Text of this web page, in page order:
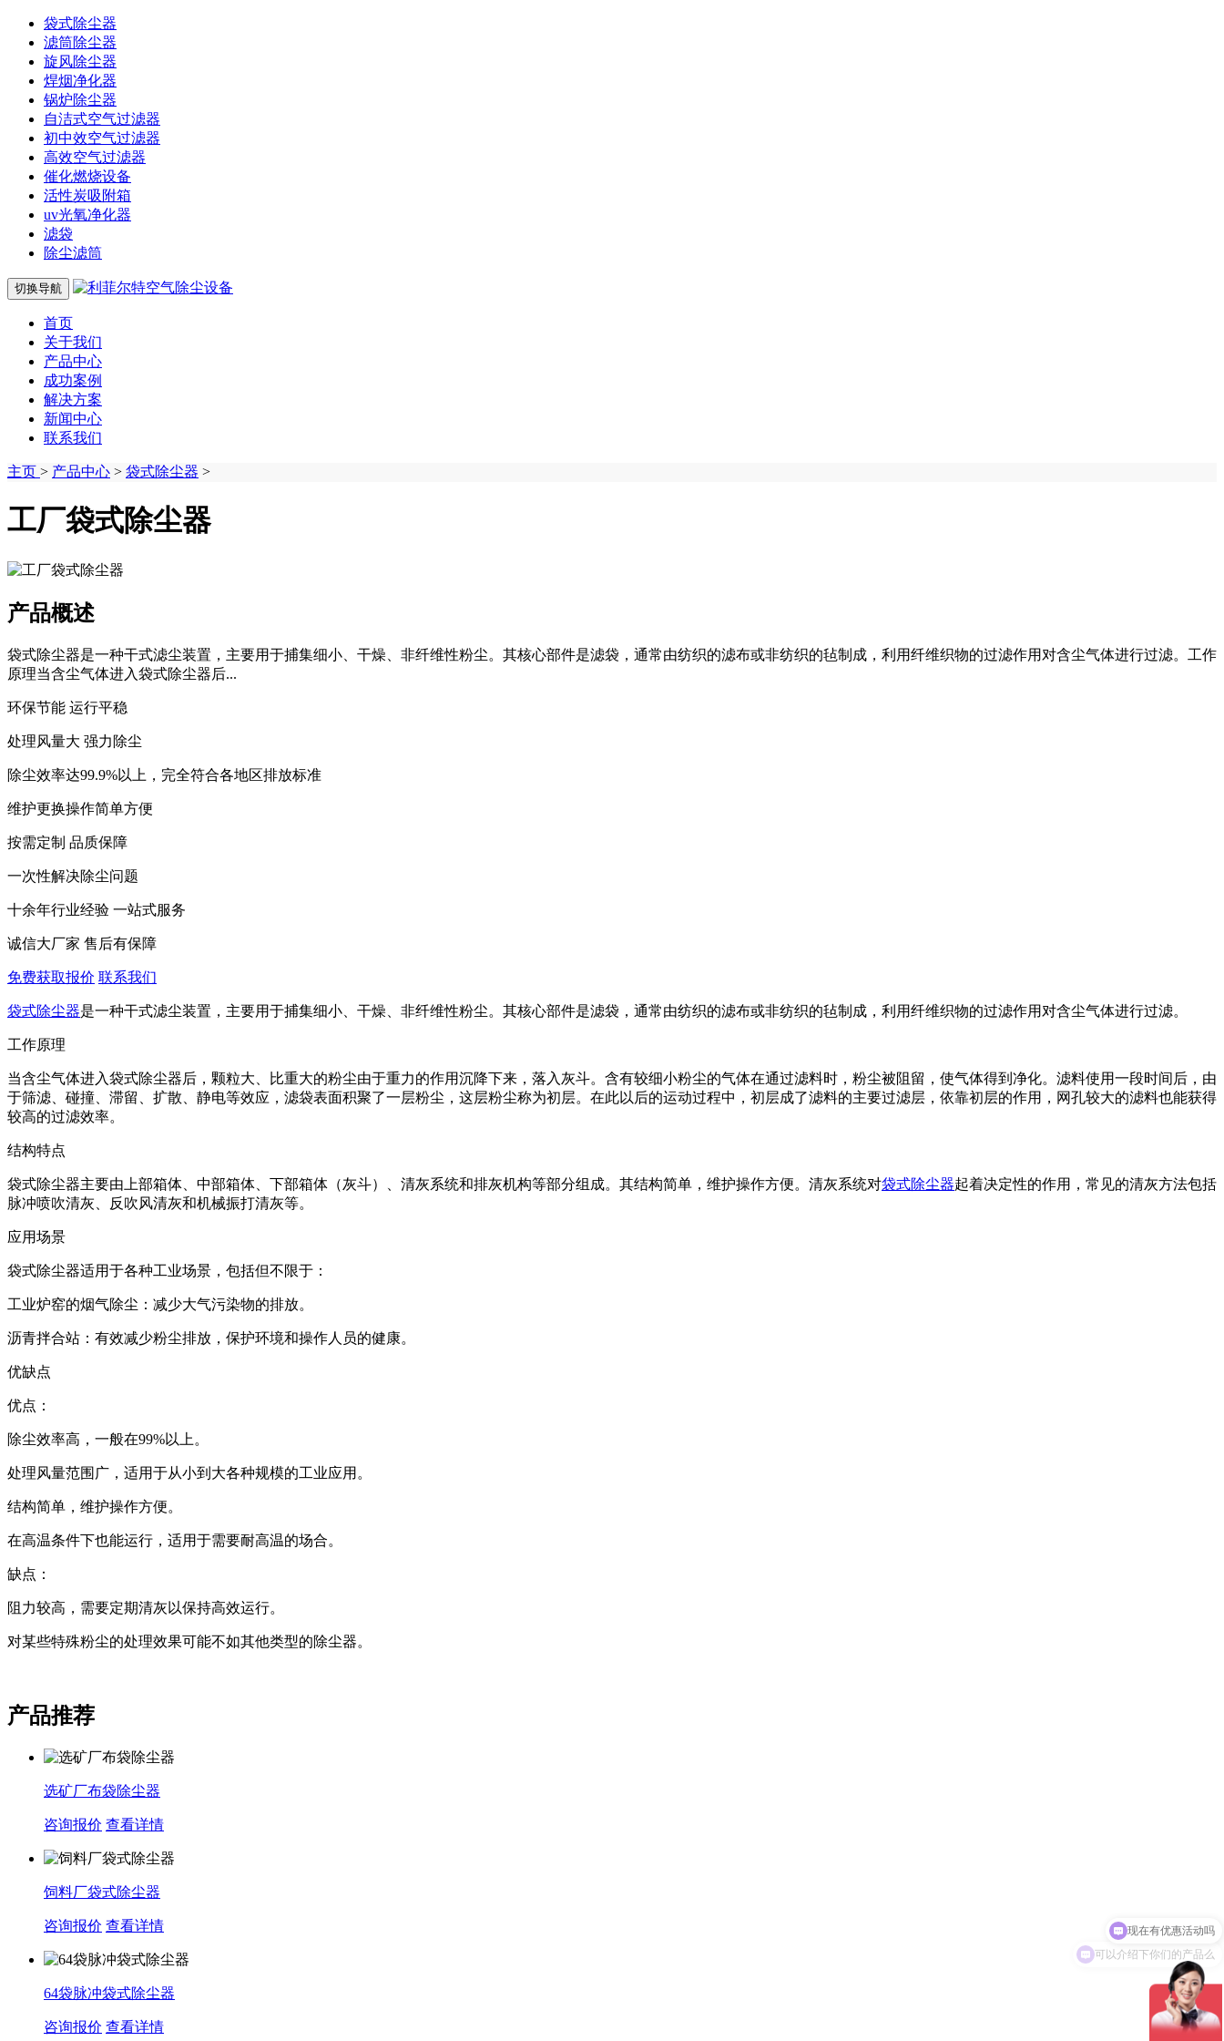
袋式除尘器
滤筒除尘器
旋风除尘器
焊烟净化器
锅炉除尘器
自洁式空气过滤器
初中效空气过滤器
高效空气过滤器
催化燃烧设备
活性炭吸附箱
uv光氧净化器
滤袋
除尘滤筒
切换导航
首页
关于我们
产品中心
成功案例
解决方案
新闻中心
联系我们
主页 > 产品中心 > 袋式除尘器 >
工厂袋式除尘器
产品概述
袋式除尘器‌是一种干式滤尘装置，主要用于捕集细小、干燥、非纤维性粉尘。其核心部件是滤袋，通常由纺织的滤布或非纺织的毡制成，利用纤维织物的过滤作用对含尘气体进行过滤‌。工作
原理当含尘气体进入袋式除尘器后...
环保节能 运行平稳
处理风量大 强力除尘
除尘效率达99.9%以上，完全符合各地区排放标准
维护更换操作简单方便
按需定制 品质保障
一次性解决除尘问题
十余年行业经验 一站式服务
诚信大厂家 售后有保障
免费获取报价 联系我们
袋式除尘器‌是一种干式滤尘装置，主要用于捕集细小、干燥、非纤维性粉尘。其核心部件是滤袋，通常由纺织的滤布或非纺织的毡制成，利用纤维织物的过滤作用对含尘气体进行过滤‌。
工作原理
当含尘气体进入袋式除尘器后，颗粒大、比重大的粉尘由于重力的作用沉降下来，落入灰斗。含有较细小粉尘的气体在通过滤料时，粉尘被阻留，使气体得到净化。滤料使用一段时间后，由
于筛滤、碰撞、滞留、扩散、静电等效应，滤袋表面积聚了一层粉尘，这层粉尘称为初层。在此以后的运动过程中，初层成了滤料的主要过滤层，依靠初层的作用，网孔较大的滤料也能获得
较高的过滤效率‌。
结构特点
袋式除尘器主要由上部箱体、中部箱体、下部箱体（灰斗）、清灰系统和排灰机构等部分组成。其结构简单，维护操作方便。清灰系统对袋式除尘器起着决定性的作用，常见的清灰方法包括
脉冲喷吹清灰、反吹风清灰和机械振打清灰等‌。
应用场景
袋式除尘器适用于各种工业场景，包括但不限于：
‌工业炉窑的烟气除尘‌：减少大气污染物的排放。
‌沥青拌合站‌：有效减少粉尘排放，保护环境和操作人员的健康‌。
优缺点
‌优点‌：
除尘效率高，一般在99%以上。
处理风量范围广，适用于从小到大各种规模的工业应用。
结构简单，维护操作方便。
在高温条件下也能运行，适用于需要耐高温的场合‌。
‌缺点‌：
阻力较高，需要定期清灰以保持高效运行。
对某些特殊粉尘的处理效果可能不如其他类型的除尘器‌。
产品推荐
选矿厂布袋除尘器
咨询报价 查看详情
饲料厂袋式除尘器
咨询报价 查看详情
64袋脉冲袋式除尘器
咨询报价 查看详情
可以介绍下你们的产品么